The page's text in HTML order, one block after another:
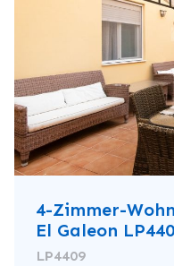
4-Zimmer-
El Galeon
LP4409